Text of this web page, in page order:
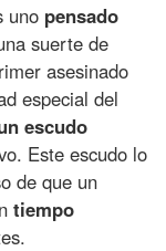
uno pensado
suerte de
asesinado
especial del
escudo
Este escudo lo
de que un
tiempo